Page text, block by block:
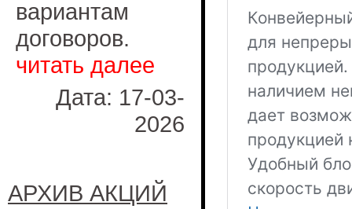
вариантам
договоров.
читать далее
Дата: 17-03-
2026
АРХИВ АКЦИЙ